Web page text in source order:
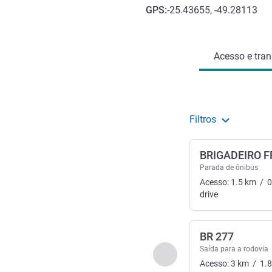
GPS:-25.43655, -49.28113
Acesso e
Filtros
Anterior - Acesso e
BRIGADEIRO
Parada de ônibus
Acesso: 1.5 km /
drive
BR 277
Saída para a rodovia
Acesso:3 km /